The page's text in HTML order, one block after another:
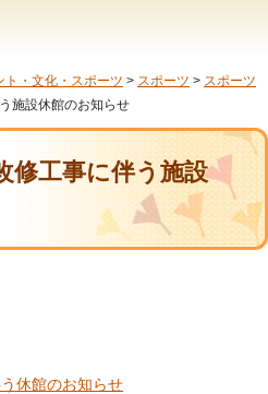
ト・文化・スポーツ > スポーツ > スポーツ
施設休館のお知らせ
修工事に伴う施設
休館のお知らせ